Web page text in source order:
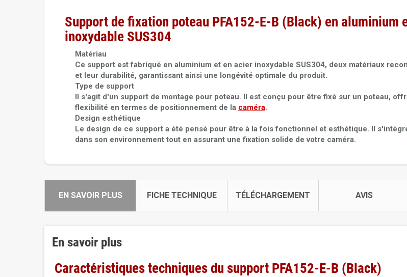
Support de fixation poteau PFA152-E-B (Black) en aluminium
inoxydable SUS304
Matériau
Ce support est fabriqué en aluminium et en acier inoxydable SUS304, deux matériaux
et leur durabilité, garantissant ainsi une longévité optimale du produit.
Type de support
Il s'agit d'un support de montage pour poteau. Il est conçu pour être fixé sur un poteau,
flexibilité en termes de positionnement de la caméra.
Design esthétique
Le design de ce support a été pensé pour être à la fois fonctionnel et esthétique. Il
dans son environnement tout en assurant une fixation solide de votre caméra.
EN SAVOIR PLUS FICHE TECHNIQUE TÉLÉCHARGEMENT AVIS
En savoir plus
Caractéristiques techniques du support PFA152-E-B (Black)